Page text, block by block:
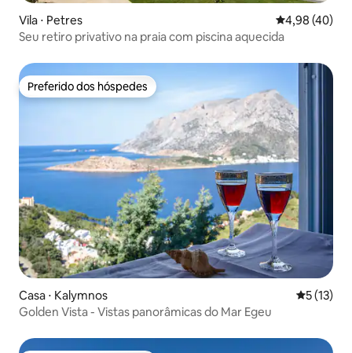
Vila ⋅ Petres 4,98 de uma
4,98 (40)
Seu retiro privativo na praia com piscina aquecida
Preferido dos hóspedes
Preferido dos hóspedes
Casa ⋅ Kalymnos 5 de uma
5 (13)
Golden Vista - Vistas panorâmicas do Mar Egeu